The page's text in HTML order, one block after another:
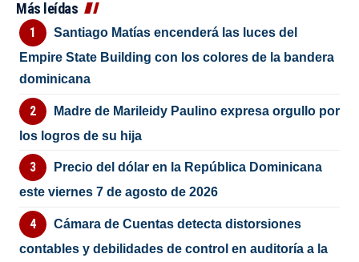
Más leídas
Santiago Matías encenderá las luces del
Empire State Building con los colores de la bandera
dominicana
Madre de Marileidy Paulino expresa orgullo por
los logros de su hija
Precio del dólar en la República Dominicana
este viernes 7 de agosto de 2026
Cámara de Cuentas detecta distorsiones
contables y debilidades de control en auditoría a la